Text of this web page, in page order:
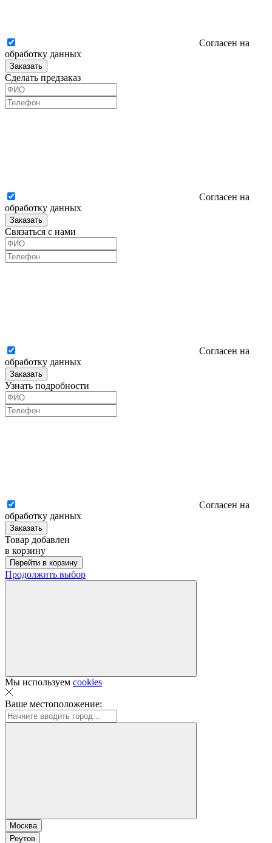
Согласен на
обработку данных
Заказать
Сделать предзаказ
Согласен на
обработку данных
Заказать
Связаться с нами
Согласен на
обработку данных
Заказать
Узнать подробности
Согласен на
обработку данных
Заказать
Товар добавлен
в корзину
Перейти в корзину
Продолжить выбор
Мы используем cookies
Ваше местоположение:
Москва
Реутов